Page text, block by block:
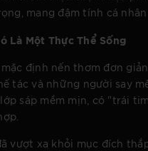
mang đậm tính cá
Là Một Thực Thể Sống
định nến thơm đơn
tác và những người say
sáp mềm mịn, có "trái
vượt xa khỏi mục đích